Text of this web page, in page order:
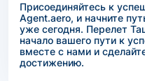
Присоединяйтесь к
Agent.aero, и начните
уже сегодня. Перелет
начало вашего пути к
вместе с нами и
достижению.